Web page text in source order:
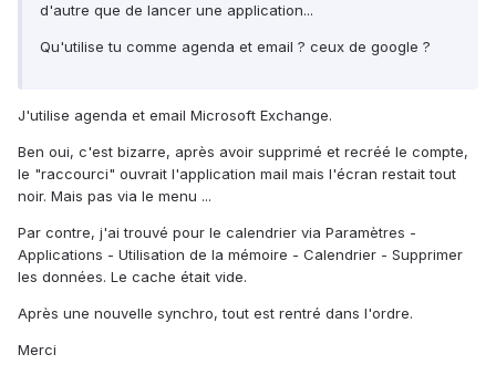
d'autre que de lancer une application...
Qu'utilise tu comme agenda et email ? ceux de google ?
J'utilise agenda et email Microsoft Exchange.
Ben oui, c'est bizarre, après avoir supprimé et recréé le compte,
le "raccourci" ouvrait l'application mail mais l'écran restait tout
noir. Mais pas via le menu ...
Par contre, j'ai trouvé pour le calendrier via Paramètres -
Applications - Utilisation de la mémoire - Calendrier - Supprimer
les données. Le cache était vide.
Après une nouvelle synchro, tout est rentré dans l'ordre.
Merci